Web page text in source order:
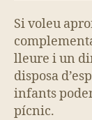
Si voleu
lleure i un
disposa
infants
pícnic.